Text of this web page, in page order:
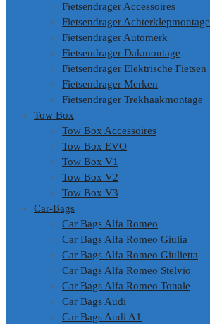
Fietsendrager Accessoires
Fietsendrager Achterklepmontage
Fietsendrager Automerk
Fietsendrager Dakmontage
Fietsendrager Elektrische Fietsen
Fietsendrager Merken
Fietsendrager Trekhaakmontage
Tow Box
Tow Box Accessoires
Tow Box EVO
Tow Box V1
Tow Box V2
Tow Box V3
Car-Bags
Car Bags Alfa Romeo
Car Bags Alfa Romeo Giulia
Car Bags Alfa Romeo Giulietta
Car Bags Alfa Romeo Stelvio
Car Bags Alfa Romeo Tonale
Car Bags Audi
Car Bags Audi A1